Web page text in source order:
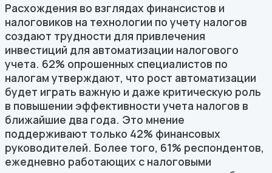
Расхождения во взглядах финансистов и
налоговиков на технологии по учету налогов
создают трудности для привлечения
инвестиций для автоматизации налогового
учета. 62% опрошенных специалистов по
налогам утверждают, что рост автоматизации
будет играть важную и даже критическую роль
в повышении эффективности учета налогов в
ближайшие два года. Это мнение
поддерживают только 42% финансовых
руководителей. Более того, 61% респондентов,
ежедневно работающих с налоговыми